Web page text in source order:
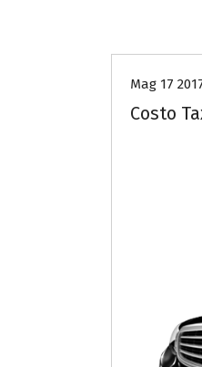
Mag 17
Costo